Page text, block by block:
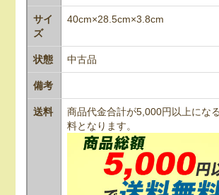
サイ
ズ
40cm×28.5cm×3.8cm
状態 中古品
備考
送料
商品代金合計が5,000円以上にな
料となります。